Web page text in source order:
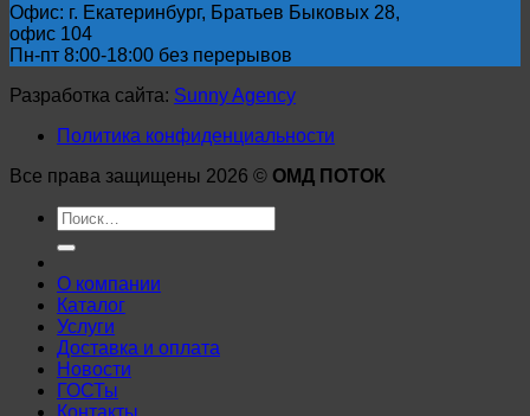
Офис: г. Екатеринбург, Братьев Быковых 28,
офис 104
Пн-пт 8:00-18:00 без перерывов
Разработка сайта: Sunny Agency
Политика конфиденциальности
Все права защищены 2026 © ОМД ПОТОК
Искать:
О компании
Каталог
Услуги
Доставка и оплата
Новости
ГОСТы
Контакты